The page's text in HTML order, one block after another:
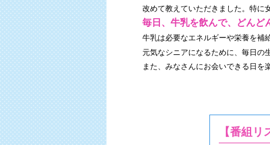
改めて教えていただきました。特に
毎日、牛乳を飲んで、どんど
牛乳は必要なエネルギーや栄養を補
元気なシニアになるために、毎日の
また、みなさんにお会いできる日を
【番組